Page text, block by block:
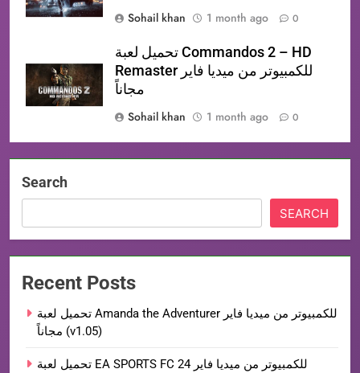
Sohail khan
1 month ago 0
تحميل لعبة Commandos 2 – HD
Remaster للكمبيوتر من ميديا فاير
مجاناً
Sohail khan
1 month ago 0
Search
SEARCH
Recent Posts
تحميل لعبة Amanda the Adventurer للكمبيوتر من ميديا فاير
مجاناً (v1.05)
تحميل لعبة EA SPORTS FC 24 للكمبيوتر من ميديا فاير